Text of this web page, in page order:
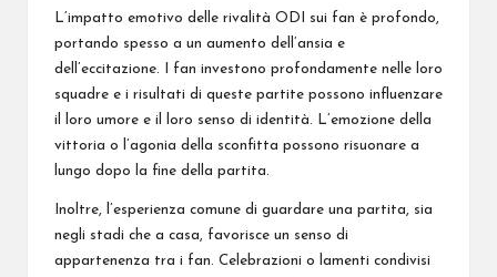
L’impatto emotivo delle rivalità ODI sui fan è profondo,
portando spesso a un aumento dell’ansia e
dell’eccitazione. I fan investono profondamente nelle loro
squadre e i risultati di queste partite possono influenzare
il loro umore e il loro senso di identità. L’emozione della
vittoria o l’agonia della sconfitta possono risuonare a
lungo dopo la fine della partita.
Inoltre, l’esperienza comune di guardare una partita, sia
negli stadi che a casa, favorisce un senso di
appartenenza tra i fan. Celebrazioni o lamenti condivisi